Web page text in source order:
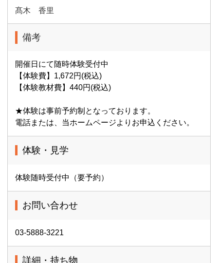
髙木 香里
備考
開催日にて随時体験受付中
【体験費】1,672円(税込)
【体験教材費】440円(税込)
★体験は事前予約制となっております。
電話または、当ホームページよりお申込ください。
体験・見学
体験随時受付中（要予約）
お問い合わせ
03-5888-3221
詳細・持ち物